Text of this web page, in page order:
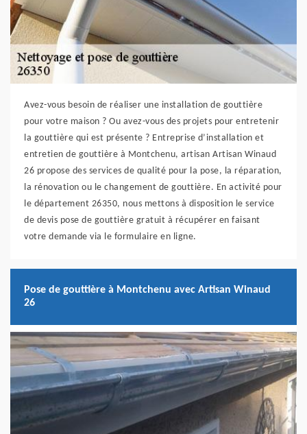
Avez-vous besoin de réaliser une installation de gouttière
pour votre maison ? Ou avez-vous des projets pour entretenir
la gouttière qui est présente ? Entreprise d’installation et
entretien de gouttière à Montchenu, artisan Artisan Winaud
26 propose des services de qualité pour la pose, la réparation,
la rénovation ou le changement de gouttière. En activité pour
le département 26350, nous mettons à disposition le service
de devis pose de gouttière gratuit à récupérer en faisant
votre demande via le formulaire en ligne.
Pose de gouttière à Montchenu avec Artisan Winaud
26